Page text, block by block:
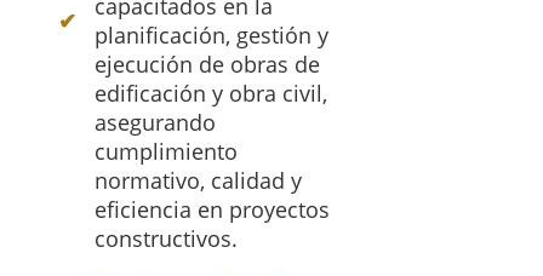
capacitados en la
planificación, gestión y
ejecución de obras de
edificación y obra civil,
asegurando
cumplimiento
normativo, calidad y
eficiencia en proyectos
constructivos.